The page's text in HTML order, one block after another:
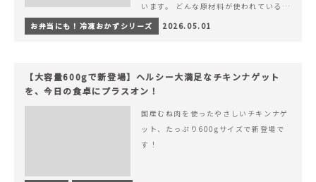
います。 どんな原材料が使われているの
か。 どのようにつくられているのか。&
hellip; 続きを読む 【6月10日（無添加
お弁当にも！冷凍おかずシリーズ 2026.05.01
【大容量600gで新登場】ヘルシー大満足なチキンナゲット
を、今日の食卓にプラスオン！
国産むね肉を使ったやさしいチキンナゲ
ット、たっぷり600gサイズで新登場で
す！